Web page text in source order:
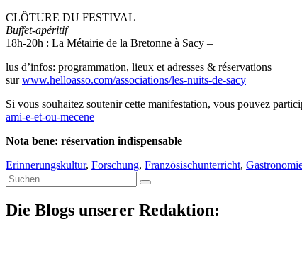
CLÔTURE DU FESTIVAL
Buffet-apéritif
18h-20h : La Métairie de la Bretonne à Sacy –
lus d’infos: programmation, lieux et adresses & réservations
surwww.helloasso.com/associations/les-nuits-de-sacy
Si vous souhaitez soutenir cette manifestation, vous pouvez
ami-e-et-ou-mecene
Nota bene: réservation indispensable
Erinnerungskultur, Forschung, Französischunterricht,
Suche
nach:
Die Blogs unserer Redaktion: